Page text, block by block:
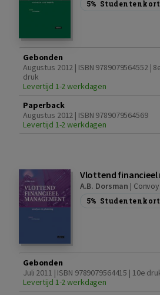
5%
Gebonden
Augustus 2012 | ISBN 9789079564552 |
druk
Levertijd 1-2 werkdagen
Paperback
Augustus 2012 | ISBN 9789079564569
Levertijd 1-2 werkdagen
Vlottend financieel
A.B. Dorsman |
5%
Gebonden
Juli 2011 | ISBN 9789079564415 | 10e
Levertijd 1-2 werkdagen